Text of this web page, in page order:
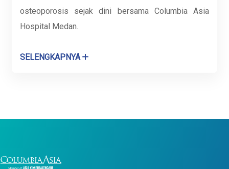
osteoporosis sejak dini bersama Columbia Asia
Hospital Medan.
SELENGKAPNYA